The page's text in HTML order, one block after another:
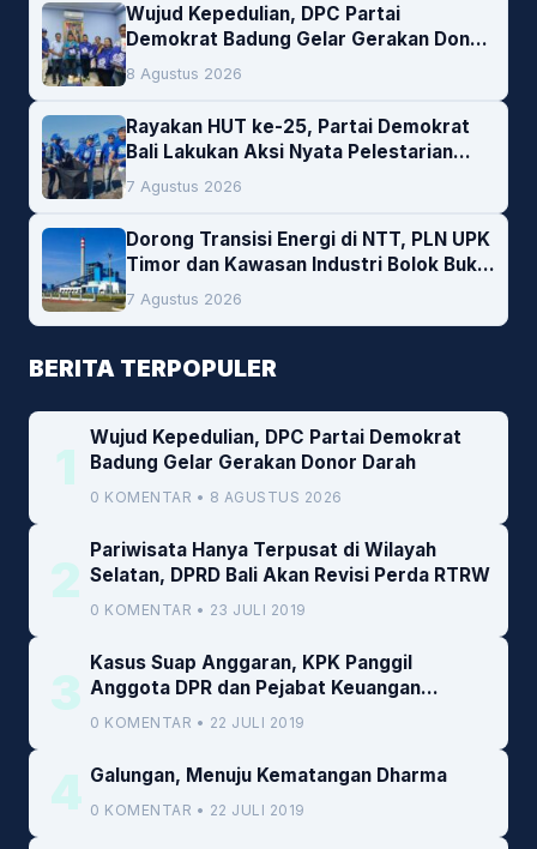
Wujud Kepedulian, DPC Partai
Demokrat Badung Gelar Gerakan Donor
Darah
8 Agustus 2026
Rayakan HUT ke-25, Partai Demokrat
Bali Lakukan Aksi Nyata Pelestarian
Lingkungan
7 Agustus 2026
Dorong Transisi Energi di NTT, PLN UPK
Timor dan Kawasan Industri Bolok Buka
Peluang Investasi Woodchip untuk
Cofiring PLTU Bolok
7 Agustus 2026
BERITA TERPOPULER
1
Wujud Kepedulian, DPC Partai Demokrat
Badung Gelar Gerakan Donor Darah
0 KOMENTAR • 8 AGUSTUS 2026
2
Pariwisata Hanya Terpusat di Wilayah
Selatan, DPRD Bali Akan Revisi Perda RTRW
0 KOMENTAR • 23 JULI 2019
3
Kasus Suap Anggaran, KPK Panggil
Anggota DPR dan Pejabat Keuangan
Kemenkeu
0 KOMENTAR • 22 JULI 2019
4 Galungan, Menuju Kematangan Dharma
0 KOMENTAR • 22 JULI 2019